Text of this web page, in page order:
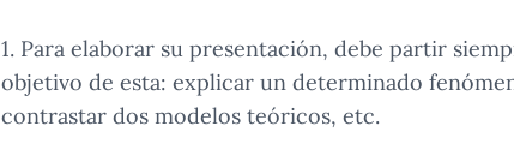
1. Para elaborar su presentación, debe partir
objetivo de esta: explicar un determinado
contrastar dos modelos teóricos, etc.